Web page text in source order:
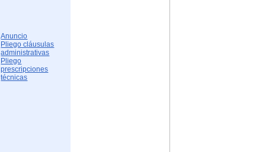
Anuncio
Pliego cláusulas
administrativas
Pliego
prescripciones
técnicas